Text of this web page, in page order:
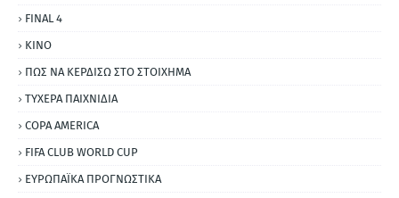
FINAL 4
ΚΙΝΟ
ΠΩΣ ΝΑ ΚΕΡΔΙΣΩ ΣΤΟ ΣΤΟΙΧΗΜΑ
ΤΥΧΕΡΑ ΠΑΙΧΝΙΔΙΑ
COPA AMERICA
FIFA CLUB WORLD CUP
ΕΥΡΩΠΑΪΚΑ ΠΡΟΓΝΩΣΤΙΚΑ